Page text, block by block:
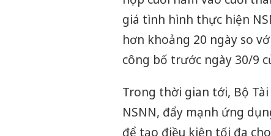
giá tình hình thực hiện
hơn khoảng 20 ngày so
công bố trước ngày 30/9
Trong thời gian tới, Bộ
NSNN, đẩy mạnh ứng
để tạo điều kiện tối đa